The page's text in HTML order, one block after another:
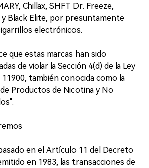
Chillax, SHFT Dr. Freeze,
Black Elite, por presuntamente
electrónicos.
que estas marcas han sido
de violar la Sección 4(d) de la Ley
11900, también conocida como la
de Productos de Nicotina y No
en el Artículo 11 del Decreto
en 1983, las transacciones de